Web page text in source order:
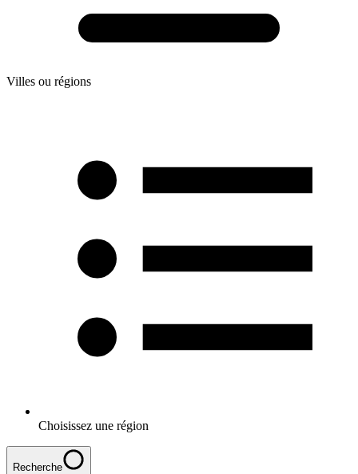
Villes ou régions
Choisissez une région
Recherche